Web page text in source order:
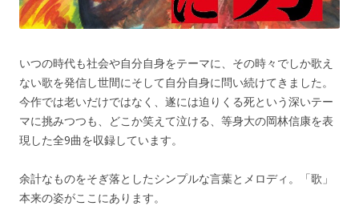
いつの時代も社会や自分自身をテーマに、その時々でしか歌え
ない歌を発信し世間にそして自分自身に問い続けてきました。
今作では老いだけではなく、遂には迫りくる死という深いテー
マに挑みつつも、どこか笑えて泣ける、等身大の岡林信康を表
現した全9曲を収録しています。
余計なものをそぎ落としたシンプルな言葉とメロディ。「歌」
本来の姿がここにあります。